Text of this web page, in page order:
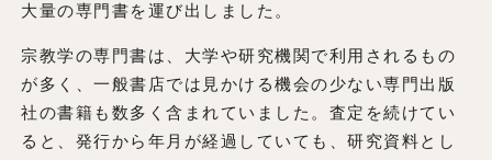
大量の専門書を運び出しました。
宗教学の専門書は、大学や研究機関で利用されるもの
が多く、一般書店では見かける機会の少ない専門出版
社の書籍も数多く含まれていました。査定を続けてい
ると、発行から年月が経過していても、研究資料とし